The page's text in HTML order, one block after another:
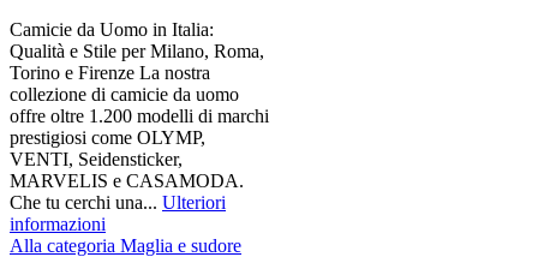
Camicie da Uomo in Italia:
Qualità e Stile per Milano, Roma,
Torino e Firenze La nostra
collezione di camicie da uomo
offre oltre 1.200 modelli di marchi
prestigiosi come OLYMP,
VENTI, Seidensticker,
MARVELIS e CASAMODA.
Che tu cerchi una... Ulteriori
informazioni
Alla categoria Maglia e sudore